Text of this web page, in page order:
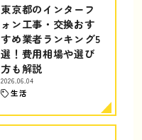
東京都のインターフ
ォン工事・交換おす
すめ業者ランキング5
選！費用相場や選び
方も解説
2026.06.04
生活